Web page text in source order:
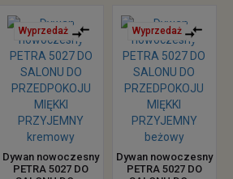
Wyprzedaż
Dywan nowoczesny
PETRA 5027 DO
Wyprzedaż
Dywan nowoczesny
PETRA 5027 DO